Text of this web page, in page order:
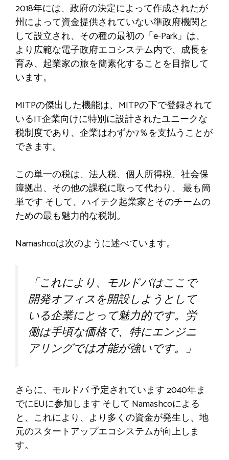
2018年には、政府の決定によって作成されたが
州によって資金提供されていない準政府機関と
して設立され、その種の最初の「e-Park」は、
より広範な電子政府エコシステム内で、成長を
育み、起業家の旅を簡素化することを目指して
います。
MITPの傑出した機能は、MITPの下で登録されて
いるIT企業向けに特別に設計されたユニークな
税制度であり、企業はわずか7％を支払うことが
できます。
この単一の税は、法人税、個人所得税、社会保
障拠出、その他の課税に取って代わり、 最も簡
単です そして、ハイテク起業家とそのチームの
ための最も魅力的な税制。
Namashcoは次のように述べています。
「これにより、モルドバはここで
開発オフィスを開設しようとして
いる企業にとって魅力的です。労
働は手頃な価格で、特にエンジニ
アリングでは才能が強いです。」
さらに、モルドバ予定されています2040年ま
でにEUに参加します そして Namashcoによる
と、これにより、より多くの資金が発生し、地
元のスタートアップエコシステムが向上しま
す。